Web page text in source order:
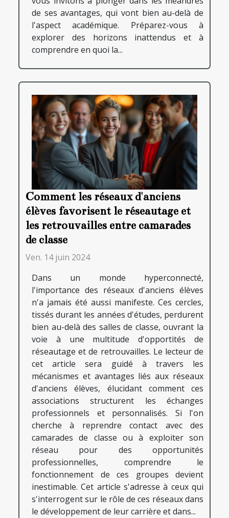
de ses avantages, qui vont bien au-delà de
l'aspect académique. Préparez-vous à
explorer des horizons inattendus et à
comprendre en quoi la...
Comment les réseaux d'anciens
élèves favorisent le réseautage et
les retrouvailles entre camarades
de classe
Ven. 14 juin 2024
Dans un monde hyperconnecté,
l'importance des réseaux d'anciens élèves
n'a jamais été aussi manifeste. Ces cercles,
tissés durant les années d'études, perdurent
bien au-delà des salles de classe, ouvrant la
voie à une multitude d'opportités de
réseautage et de retrouvailles. Le lecteur de
cet article sera guidé à travers les
mécanismes et avantages liés aux réseaux
d'anciens élèves, élucidant comment ces
associations structurent les échanges
professionnels et personnalisés. Si l'on
cherche à reprendre contact avec des
camarades de classe ou à exploiter son
réseau pour des opportunités
professionnelles, comprendre le
fonctionnement de ces groupes devient
inestimable. Cet article s'adresse à ceux qui
s'interrogent sur le rôle de ces réseaux dans
le développement de leur carrière et dans...